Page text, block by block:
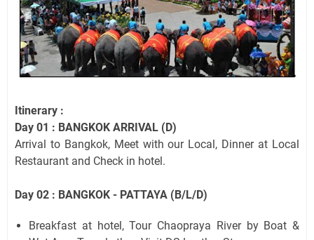
Itinerary :
Day 01 : BANGKOK ARRIVAL (D)
Arrival to Bangkok, Meet with our Local, Dinner at Local
Restaurant and Check in hotel.
Day 02 : BANGKOK - PATTAYA (B/L/D)
Breakfast at hotel, Tour Chaopraya River by Boat &